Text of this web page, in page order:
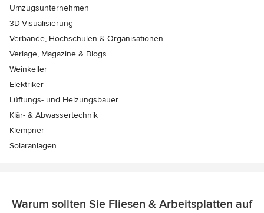
Umzugsunternehmen
3D-Visualisierung
Verbände, Hochschulen & Organisationen
Verlage, Magazine & Blogs
Weinkeller
Elektriker
Lüftungs- und Heizungsbauer
Klär- & Abwassertechnik
Klempner
Solaranlagen
Warum sollten Sie Fliesen & Arbeitsplatten auf